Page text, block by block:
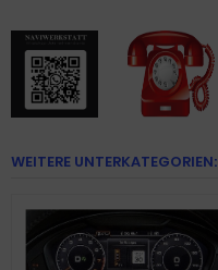
WEITERE UNTERKATEGORIEN: